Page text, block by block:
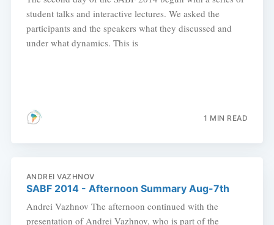
student talks and interactive lectures. We asked the
participants and the speakers what they discussed and
under what dynamics. This is
1 MIN READ
ANDREI VAZHNOV
SABF 2014 - Afternoon Summary Aug-7th
Andrei Vazhnov The afternoon continued with the
presentation of Andrei Vazhnov, who is part of the